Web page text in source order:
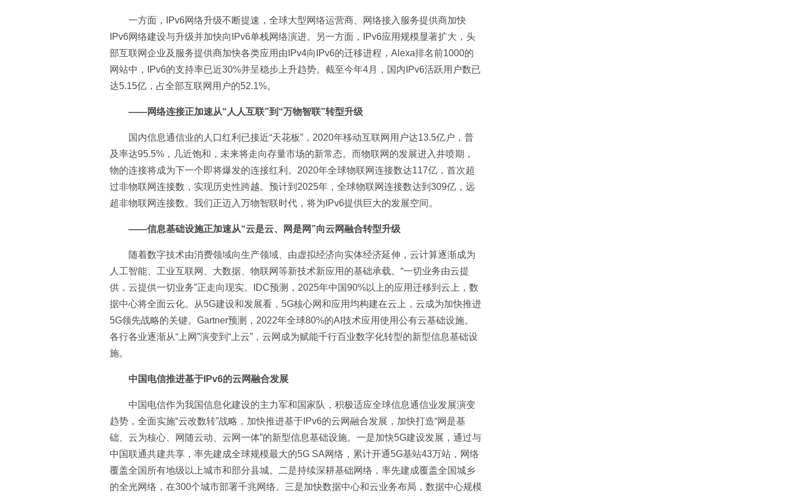
一方面，IPv6网络升级不断提速，全球大型网络运营商、网络接入服务提供商加快
IPv6网络建设与升级并加快向IPv6单栈网络演进。另一方面，IPv6应用规模显著扩大，头
部互联网企业及服务提供商加快各类应用由IPv4向IPv6的迁移进程，Alexa排名前1000的
网站中，IPv6的支持率已近30%并呈稳步上升趋势。截至今年4月，国内IPv6活跃用户数已
达5.15亿，占全部互联网用户的52.1%。
——网络连接正加速从“人人互联”到“万物智联”转型升级
国内信息通信业的人口红利已接近“天花板”，2020年移动互联网用户达13.5亿户，普
及率达95.5%，几近饱和，未来将走向存量市场的新常态。而物联网的发展进入井喷期，
物的连接将成为下一个即将爆发的连接红利。2020年全球物联网连接数达117亿，首次超
过非物联网连接数，实现历史性跨越。预计到2025年，全球物联网连接数达到309亿，远
超非物联网连接数。我们正迈入万物智联时代，将为IPv6提供巨大的发展空间。
——信息基础设施正加速从“云是云、网是网”向云网融合转型升级
随着数字技术由消费领域向生产领域、由虚拟经济向实体经济延伸，云计算逐渐成为
人工智能、工业互联网、大数据、物联网等新技术新应用的基础承载。“一切业务由云提
供，云提供一切业务”正走向现实。IDC预测，2025年中国90%以上的应用迁移到云上，数
据中心将全面云化。从5G建设和发展看，5G核心网和应用均构建在云上，云成为加快推进
5G领先战略的关键。Gartner预测，2022年全球80%的AI技术应用使用公有云基础设施。
各行各业逐渐从“上网”演变到“上云”，云网成为赋能千行百业数字化转型的新型信息基础设
施。
中国电信推进基于IPv6的云网融合发展
中国电信作为我国信息化建设的主力军和国家队，积极适应全球信息通信业发展演变
趋势，全面实施“云改数转”战略，加快推进基于IPv6的云网融合发展，加快打造“网是基
础、云为核心、网随云动、云网一体”的新型信息基础设施。一是加快5G建设发展，通过与
中国联通共建共享，率先建成全球规模最大的5G SA网络，累计开通5G基站43万站，网络
覆盖全国所有地级以上城市和部分县城。二是持续深耕基础网络，率先建成覆盖全国城乡
的全光网络，在300个城市部署千兆网络。三是加快数据中心和云业务布局，数据中心规模